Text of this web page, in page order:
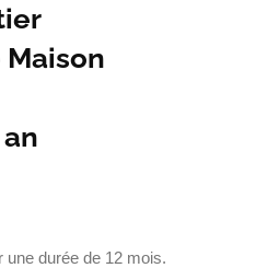
une durée de 12 mois.